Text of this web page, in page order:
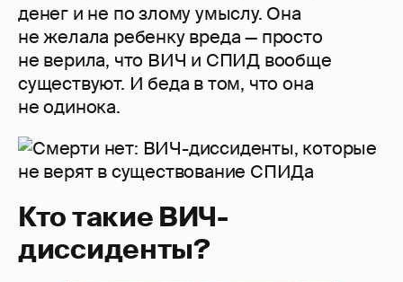
денег и не по злому умыслу. Она
не желала ребенку вреда — просто
не верила, что ВИЧ и СПИД вообще
существуют. И беда в том, что она
не одинока.
Кто такие ВИЧ-
диссиденты?